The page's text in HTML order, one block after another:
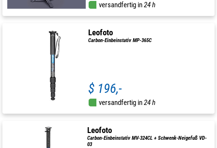
versandfertig in24 h
Leofoto
Carbon-Einbeinstativ MP-365C
$ 196,-
versandfertig in24 h
Leofoto
Carbon-Einbeinstativ MV-324CL + Schwenk-Neigefuß VD-
03